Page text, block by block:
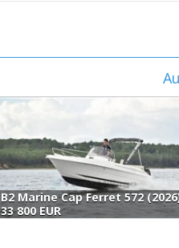
B2 Marine Cap Ferret 572
33 800 EUR